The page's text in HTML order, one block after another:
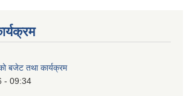
बजेट तथा कार्यक्रम
- 09:34